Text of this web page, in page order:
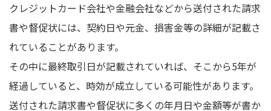
クレジットカード会社や金融会社などから送付された請求
書や督促状には、契約日や元金、損害金等の詳細が記載さ
れていることがあります。
その中に最終取引日が記載されていれば、そこから5年が
経過していると、時効が成立している可能性があります。
送付された請求書や督促状に多くの年月日や金額等が書か